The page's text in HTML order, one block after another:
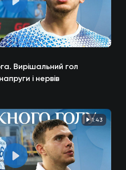
Вирішальний гол
і нервів
1:43